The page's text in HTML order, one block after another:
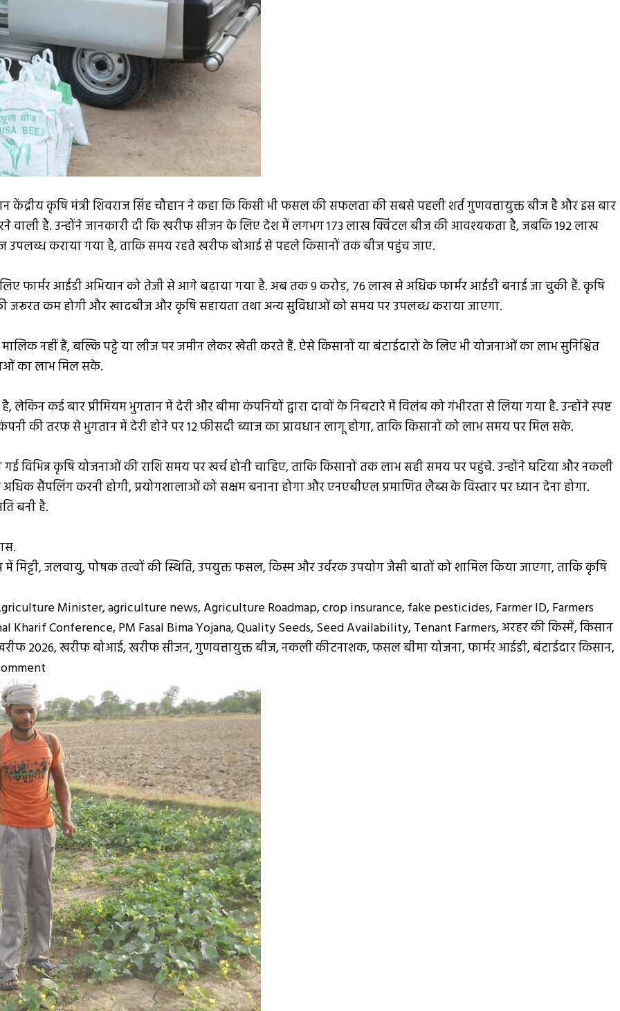
केंद्रीय कृषि मंत्री शिवराज सिंह चौहान ने कहा कि किसी भी फसल की सफलता की सबसे पहली शर्त गुणवत्तायुक्त बीज है और इस बार
वाली है. उन्होंने जानकारी दी कि खरीफ सीजन के लिए देश में लगभग 173 लाख क्विंटल बीज की आवश्यकता है, जबकि 192 लाख
उपलब्ध कराया गया है, ताकि समय रहते खरीफ बोआई से पहले किसानों तक बीज पहुंच जाए.
फार्मर आईडी अभियान को तेजी से आगे बढ़ाया गया है. अब तक 9 करोड़, 76 लाख से अधिक फार्मर आईडी बनाई जा चुकी हैं. कृषि
जरूरत कम होगी और खादबीज और कृषि सहायता तथा अन्य सुविधाओं को समय पर उपलब्ध कराया जाएगा.
नहीं हैं, बल्कि पट्टे या लीज पर जमीन लेकर खेती करते हैं. ऐसे किसानों या बंटाईदारों के लिए भी योजनाओं का लाभ सुनिश्चित
का लाभ मिल सके.
कई बार प्रीमियम भुगतान में देरी और बीमा कंपनियों द्वारा दावों के निबटारे में विलंब को गंभीरता से लिया गया है. उन्होंने स्पष्ट
की तरफ से भुगतान में देरी होने पर 12 फीसदी ब्याज का प्रावधान लागू होगा, ताकि किसानों को लाभ समय पर मिल सके.
गई विभिन्न कृषि योजनाओं की राशि समय पर खर्च होनी चाहिए, ताकि किसानों तक लाभ सही समय पर पहुंचे. उन्होंने घटिया और नकली
सैंपलिंग करनी होगी, प्रयोगशालाओं को सक्षम बनाना होगा और एनएबीएल प्रमाणित लैब्स के विस्तार पर ध्यान देना होगा.
बनी है.
मिट्टी, जलवायु, पोषक तत्वों की स्थिति, उपयुक्त फसल, किस्म और उर्वरक उपयोग जैसी बातों को शामिल किया जाएगा, ताकि कृषि
Minister,agriculture news,Agriculture Roadmap,crop insurance,fake pesticides,Farmer ID,Farmers
Kharif Conference,PM Fasal Bima Yojana,Quality Seeds,Seed Availability,Tenant Farmers,अरहर की किस्में,किसान
2026,खरीफ बोआई,खरीफ सीजन,गुणवत्तायुक्त बीज,नकली कीटनाशक,फसल बीमा योजना,फार्मर आईडी,बंटाईदार किसान,
2026:
खरीफ
2026
के
लिए
नहीं
है
बीज
की
कमी